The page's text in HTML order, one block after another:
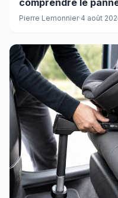
Pierre Lemonnier·4 août